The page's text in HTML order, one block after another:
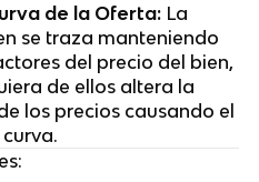
de la Oferta:La
se traza manteniendo
del precio del bien,
de ellos altera la
los precios causando el